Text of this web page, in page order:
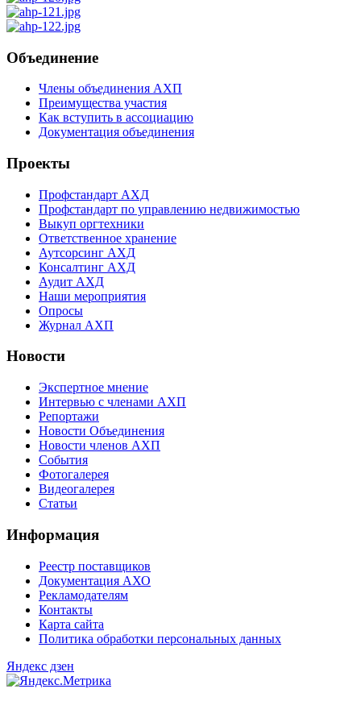
Объединение
Члены объединения АХП
Преимущества участия
Как вступить в ассоциацию
Документация объединения
Проекты
Профстандарт АХД
Профстандарт по управлению недвижимостью
Выкуп оргтехники
Ответственное хранение
Аутсорсинг АХД
Консалтинг АХД
Аудит АХД
Наши мероприятия
Опросы
Журнал АХП
Новости
Экспертное мнение
Интервью с членами АХП
Репортажи
Новости Объединения
Новости членов АХП
События
Фотогалерея
Видеогалерея
Статьи
Информация
Реестр поставщиков
Документация АХО
Рекламодателям
Контакты
Карта сайта
Политика обработки персональных данных
Яндекс дзен